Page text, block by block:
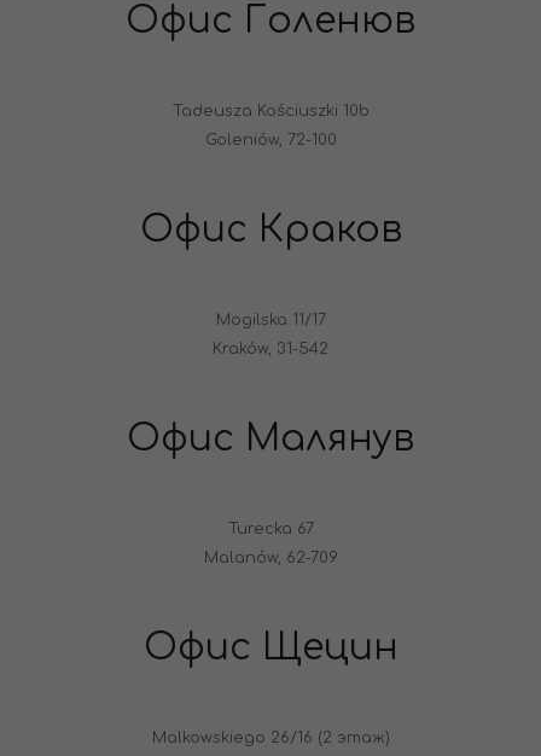
Офис Голенюв
Tadeusza Kościuszki 10b
Goleniów, 72-100
Офис Краков
Mogilska 11/17
Kraków, 31-542
Офис Малянув
Turecka 67
Malanów, 62-709
Офис Щецин
Malkowskiego 26/16 (2 этаж)